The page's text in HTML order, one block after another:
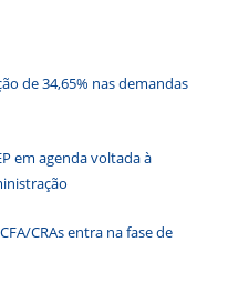
de 34,65% nas demandas
em agenda voltada à
CRAs entra na fase de